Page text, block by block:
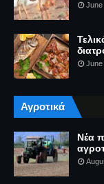
June
June
Αγροτικά
Νέα